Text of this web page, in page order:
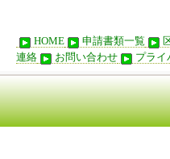
HOME 申請書類一覧
連絡
お問い合わせ プライ